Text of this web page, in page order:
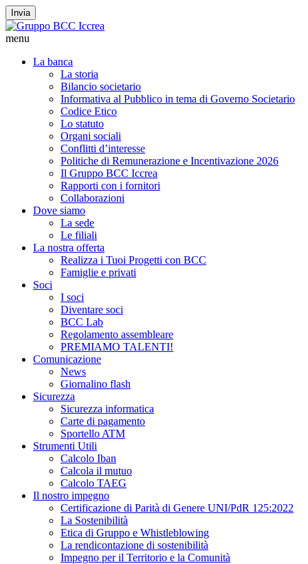
Invia
menu
La banca
La storia
Bilancio societario
Informativa al Pubblico in tema di Governo Societario
Codice Etico
Lo statuto
Organi sociali
Conflitti d’interesse
Politiche di Remunerazione e Incentivazione 2026
Il Gruppo BCC Iccrea
Rapporti con i fornitori
Collaborazioni
Dove siamo
La sede
Le filiali
La nostra offerta
Realizza i Tuoi Progetti con BCC
Famiglie e privati
Soci
I soci
Diventare soci
BCC Lab
Regolamento assembleare
PREMIAMO TALENTI!
Comunicazione
News
Giornalino flash
Sicurezza
Sicurezza informatica
Carte di pagamento
Sportello ATM
Strumenti Utili
Calcolo Iban
Calcola il mutuo
Calcolo TAEG
Il nostro impegno
Certificazione di Parità di Genere UNI/PdR 125:2022
La Sostenibilità
Etica di Gruppo e Whistleblowing
La rendicontazione di sostenibilità
Impegno per il Territorio e la Comunità